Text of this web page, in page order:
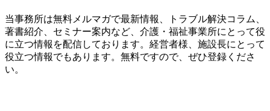
当事務所は無料メルマガで最新情報、トラブル解決コラム、
著書紹介、セミナー案内など、介護・福祉事業所にとって役
に立つ情報を配信しております。経営者様、施設長にとって
役立つ情報でもあります。無料ですので、ぜひ登録くださ
い。